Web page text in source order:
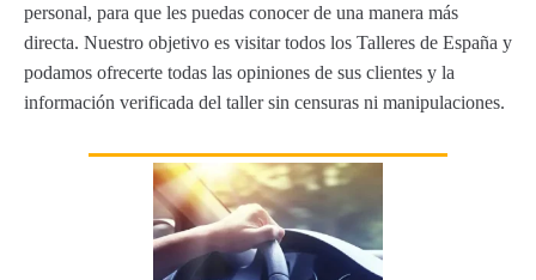
personal, para que les puedas conocer de una manera más
directa. Nuestro objetivo es visitar todos los Talleres de España y
podamos ofrecerte todas las opiniones de sus clientes y la
información verificada del taller sin censuras ni manipulaciones.